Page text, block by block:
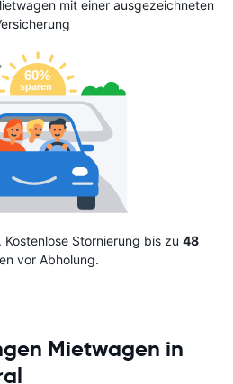
mit einer ausgezeichneten
. Kostenlose Stornierung bis zu 48
vor Abholung.
Mietwagen in